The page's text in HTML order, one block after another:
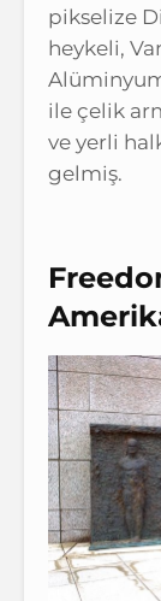
pikselize
heykeli,
ile çelik
ve yerli
gelmiş.